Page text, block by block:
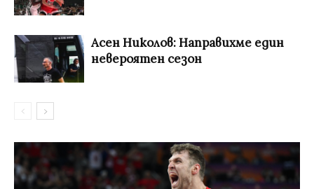
Асен Николов: Направихме един
невероятен сезон